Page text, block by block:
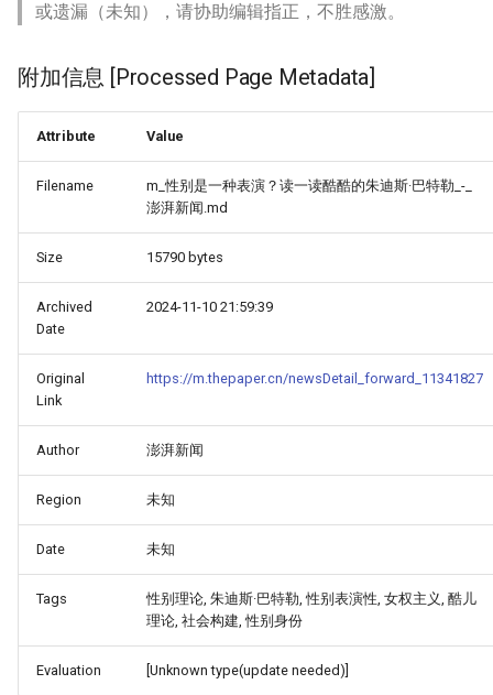
或遗漏（未知），请协助编辑指正，不胜感激。
附加信息 [Processed Page Metadata]
Attribute Value
Filename
m_性别是一种表演？读一读酷酷的朱迪斯·巴特勒_-_
澎湃新闻.md
Size 15790 bytes
Archived
Date
2024-11-10 21:59:39
Original
Link
https://m.thepaper.cn/newsDetail_forward_11341827
Author 澎湃新闻
Region 未知
Date 未知
Tags
性别理论, 朱迪斯·巴特勒, 性别表演性, 女权主义, 酷儿
理论, 社会构建, 性别身份
Evaluation [Unknown type(update needed)]